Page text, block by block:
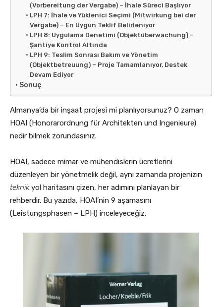
(Vorbereitung der Vergabe) – İhale Süreci Başlıyor
LPH 7: İhale ve Yüklenici Seçimi (Mitwirkung bei der
Vergabe) – En Uygun Teklif Belirleniyor
LPH 8: Uygulama Denetimi (Objektüberwachung) –
Şantiye Kontrol Altında
LPH 9: Teslim Sonrası Bakım ve Yönetim
(Objektbetreuung) – Proje Tamamlanıyor, Destek
Devam Ediyor
Sonuç
Almanya’da bir inşaat projesi mi planlıyorsunuz? O zaman
HOAI (Honorarordnung für Architekten und Ingenieure)
nedir bilmek zorundasınız.
HOAI, sadece mimar ve mühendislerin ücretlerini
düzenleyen bir yönetmelik değil, aynı zamanda projenizin
teknikyol haritasını çizen, her adımını planlayan bir
rehberdir. Bu yazıda, HOAI’nin 9 aşamasını
(Leistungsphasen – LPH) inceleyeceğiz.